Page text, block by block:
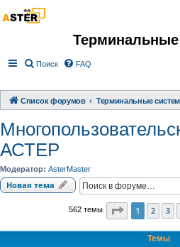
Поиск FAQ
Список форумов Терминальные
АСТЕР
Модератор: AsterMaster
Новая тема
562 темы Страница1
1 2 3
Темы